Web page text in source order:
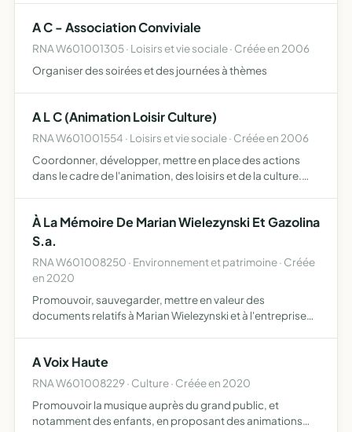
l'Europe…
A C - Association Conviviale
RNA W601001305 · Loisirs et vie sociale · Créée en 2006
Organiser des soirées et des journées à thèmes
A L C (Animation Loisir Culture)
RNA W601001554 · Loisirs et vie sociale · Créée en 2006
Coordonner, développer, mettre en place des actions
dans le cadre de l'animation, des loisirs et de la culture.
À La Mémoire De Marian Wielezynski Et Gazolina
S.a.
RNA W601008250 · Environnement et patrimoine · Créée
en 2020
Promouvoir, sauvegarder, mettre en valeur des
documents relatifs à Marian Wielezynski et à l'entreprise
technologiques,…
A Voix Haute
RNA W601008229 · Culture · Créée en 2020
Promouvoir la musique auprès du grand public, et
notamment des enfants, en proposant des animations